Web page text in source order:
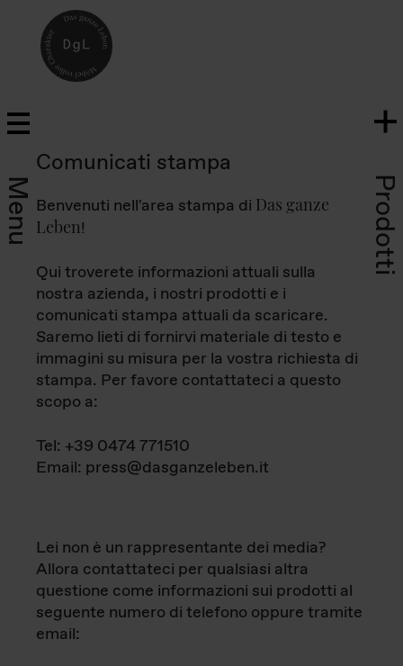
Menu Prodotti
Comunicati stampa
Benvenuti nell'area stampa di Das ganze
Leben!
Qui troverete informazioni attuali sulla
nostra azienda, i nostri prodotti e i
comunicati stampa attuali da scaricare.
Saremo lieti di fornirvi materiale di testo e
immagini su misura per la vostra richiesta di
stampa. Per favore contattateci a questo
scopo a:
Tel: +39 0474 771510
Email: press@dasganzeleben.it
Lei non è un rappresentante dei media?
Allora contattateci per qualsiasi altra
questione come informazioni sui prodotti al
seguente numero di telefono oppure tramite
email: